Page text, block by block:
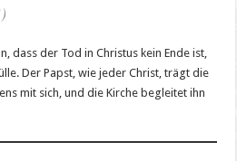
dass der Tod in Christus kein Ende ist,
Der Papst, wie jeder Christ, trägt die
mit sich, und die Kirche begleitet ihn